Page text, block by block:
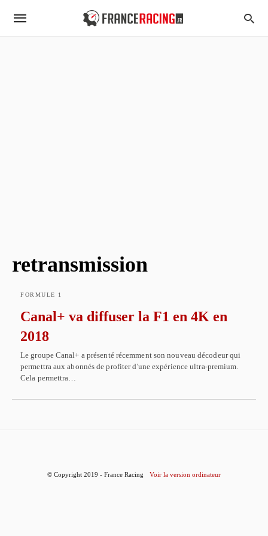
retransmission
FORMULE 1
Canal+ va diffuser la F1 en 4K en
2018
Le groupe Canal+ a présenté récemment son nouveau décodeur qui
permettra aux abonnés de profiter d'une expérience ultra-premium.
Cela permettra…
© Copyright 2019 - France Racing Voir la version ordinateur